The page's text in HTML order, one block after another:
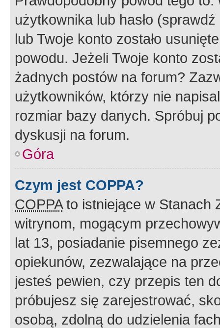
użytkownika lub hasło
lub Twoje konto zostało
powodu. Jeżeli Twoje konto
żadnych postów na forum?
użytkowników, którzy nie
rozmiar bazy danych. Spróbuj
dyskusji na forum.
Góra
Czym jest COPPA?
COPPAto istniejące w Stanach
witrynom, mogącym
lat 13, posiadanie pisemnego
opiekunów, zezwalające na
jesteś pewien, czy przepis ten
próbujesz się zarejestrować,
osobą, zdolną do udzielenia